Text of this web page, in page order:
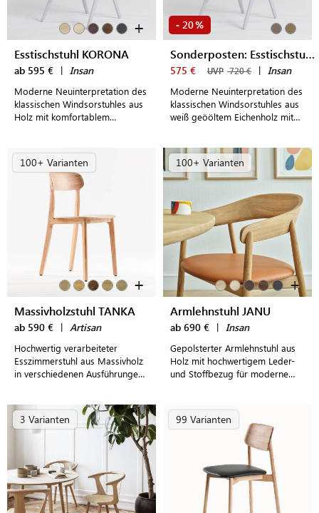
+
Esstischstuhl KORONA
ab 595 € | Insan
Moderne Neuinterpretation des
klassischen Windsorstuhles aus
Holz mit komfortablem
- 20%
Sonderposten: Esstischstuhl KORONA
575 € UVP 720 € | Insan
Moderne Neuinterpretation des
klassischen Windsorstuhles aus
weiß geööltem Eichenholz mit
100+ Varianten
+
Massivholzstuhl TANKA
ab 590 € | Artisan
Hochwertig verarbeiteter
Esszimmerstuhl aus Massivholz
in verschiedenen Ausführungen
100+ Varianten
+
Armlehnstuhl JANU
ab 690 € | Insan
Gepolsterter Armlehnstuhl aus
Holz mit hochwertigem Leder-
und Stoffbezug für moderne
3 Varianten 99 Varianten